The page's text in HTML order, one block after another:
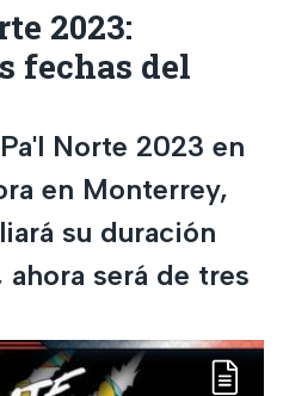
2023:
fechas del
Norte 2023 en
en Monterrey,
su duración
será de tres